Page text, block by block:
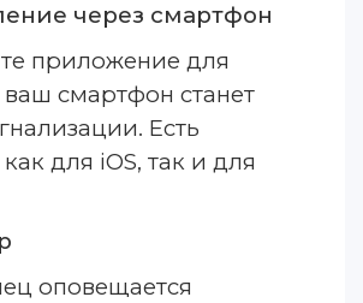
через смартфон
приложение для
смартфон станет
Есть
для iOS, так и для
оповещается